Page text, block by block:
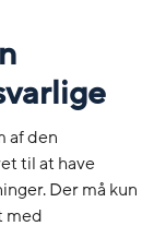
af den
til at have
Der må kun
med